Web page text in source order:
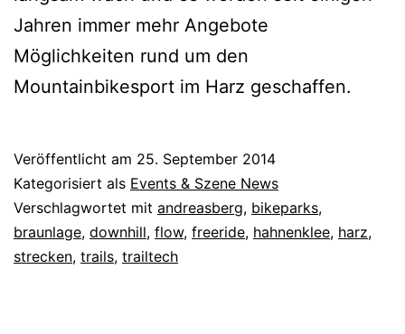
Jahren immer mehr Angebote
Möglichkeiten rund um den
Mountainbikesport im Harz geschaffen.
Veröffentlicht am 25. September 2014
Kategorisiert als Events & Szene News
Verschlagwortet mit andreasberg, bikeparks,
braunlage, downhill, flow, freeride, hahnenklee, harz,
strecken, trails, trailtech